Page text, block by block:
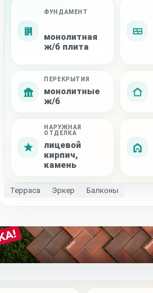
ФУНДАМЕНТ
монолитная
ж/б плита
ПЕРЕКРЫТИЯ
монолитные
ж/б
НАРУЖНАЯ
ОТДЕЛКА
лицевой
кирпич,
камень
Терраса Эркер Балконы